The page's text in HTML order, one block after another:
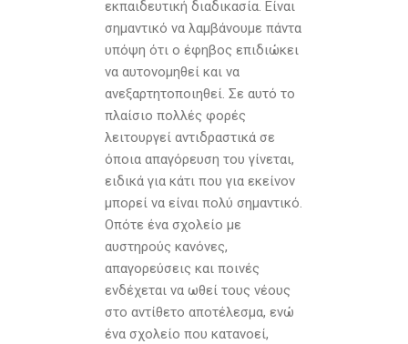
εκπαιδευτική διαδικασία. Είναι
σημαντικό να λαμβάνουμε πάντα
υπόψη ότι ο έφηβος επιδιώκει
να αυτονομηθεί και να
ανεξαρτητοποιηθεί. Σε αυτό το
πλαίσιο πολλές φορές
λειτουργεί αντιδραστικά σε
όποια απαγόρευση του γίνεται,
ειδικά για κάτι που για εκείνον
μπορεί να είναι πολύ σημαντικό.
Οπότε ένα σχολείο με
αυστηρούς κανόνες,
απαγορεύσεις και ποινές
ενδέχεται να ωθεί τους νέους
στο αντίθετο αποτέλεσμα, ενώ
ένα σχολείο που κατανοεί,